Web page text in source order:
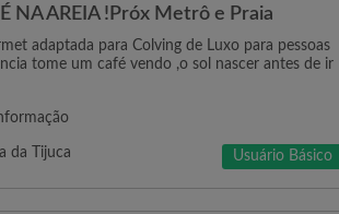
NA AREIA !Próx Metrô e Praia
adaptada para Colving de Luxo para pessoas
tome um café vendo ,o sol nascer antes de ir
da Tijuca Usuário Básico